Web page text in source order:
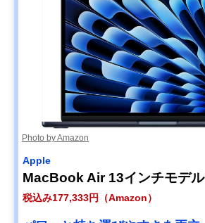
Photo by Amazon
Apple
MacBook Air 13インチモデル
税込み177,333円（Amazon）